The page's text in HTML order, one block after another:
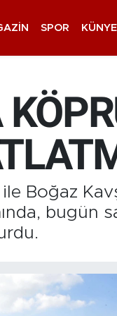
SPOR KÜNYE
Boğaz
bugün